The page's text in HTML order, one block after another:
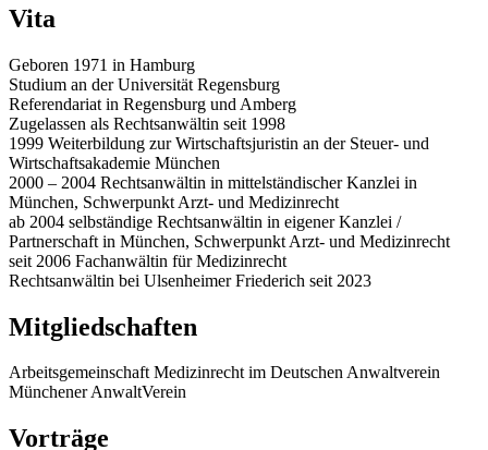
Vita
Geboren 1971 in Hamburg
Studium an der Universität Regensburg
Referendariat in Regensburg und Amberg
Zugelassen als Rechtsanwältin seit 1998
1999 Weiterbildung zur Wirtschaftsjuristin an der Steuer- und
Wirtschaftsakademie München
2000 – 2004 Rechtsanwältin in mittelständischer Kanzlei in
München, Schwerpunkt Arzt- und Medizinrecht
ab 2004 selbständige Rechtsanwältin in eigener Kanzlei /
Partnerschaft in München, Schwerpunkt Arzt- und Medizinrecht
seit 2006 Fachanwältin für Medizinrecht
Rechtsanwältin bei Ulsenheimer Friederich seit 2023
Mitgliedschaften
Arbeitsgemeinschaft Medizinrecht im Deutschen Anwaltverein
Münchener AnwaltVerein
Vorträge